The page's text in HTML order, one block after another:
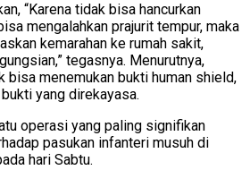
“Karena tidak bisa hancurkan
mengalahkan prajurit tempur, maka
kemarahan ke rumah sakit,
tegasnya. Menurutnya,
bisa menemukan bukti human shield,
yang direkayasa.
operasi yang paling signifikan
pasukan infanteri musuh di
hari Sabtu.